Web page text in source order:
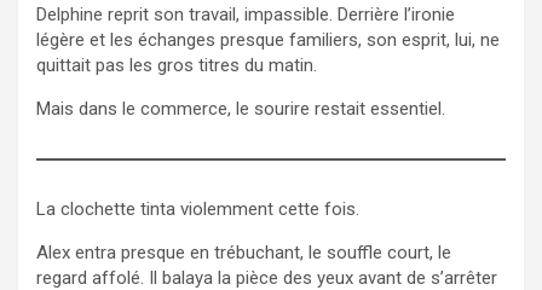
Delphine reprit son travail, impassible. Derrière l’ironie
légère et les échanges presque familiers, son esprit, lui, ne
quittait pas les gros titres du matin.
Mais dans le commerce, le sourire restait essentiel.
La clochette tinta violemment cette fois.
Alex entra presque en trébuchant, le souffle court, le
regard affolé. Il balaya la pièce des yeux avant de s’arrêter